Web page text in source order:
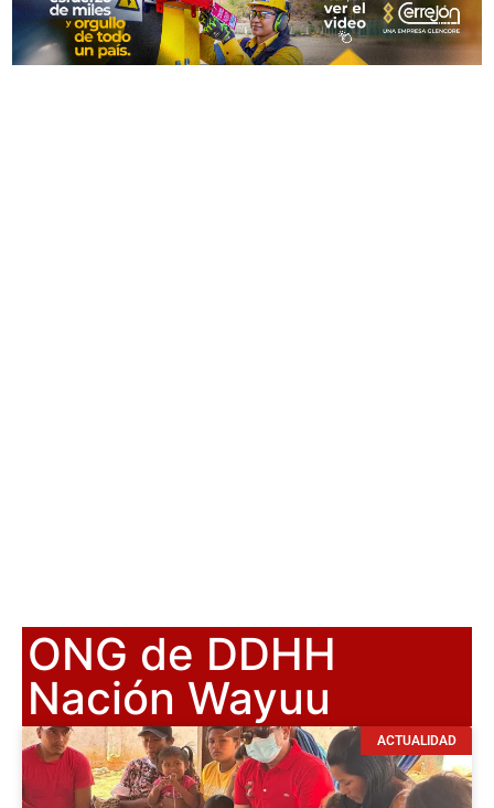
ONG de DDHH
Nación Wayuu
ACTUALIDAD